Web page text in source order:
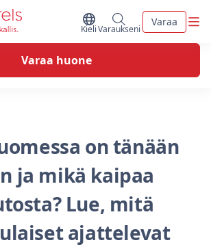
Vaihda kieltä
Kieli Minun varaukseni
Varaukseni
Varaa
Varaa huone
on tänään
ja mikä kaipaa
Lue, mitä
ajattelevat